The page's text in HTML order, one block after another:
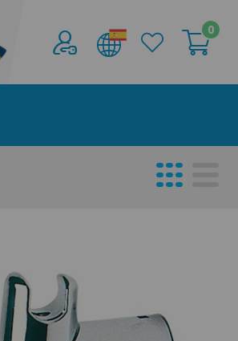
los descuentos y
mas de de 500 Profesionales de
0